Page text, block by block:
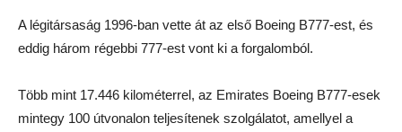
A légitársaság 1996-ban vette át az első Boeing B777-est, és
eddig három régebbi 777-est vont ki a forgalomból.
Több mint 17.446 kilométerrel, az Emirates Boeing B777-esek
mintegy 100 útvonalon teljesítenek szolgálatot, amellyel a